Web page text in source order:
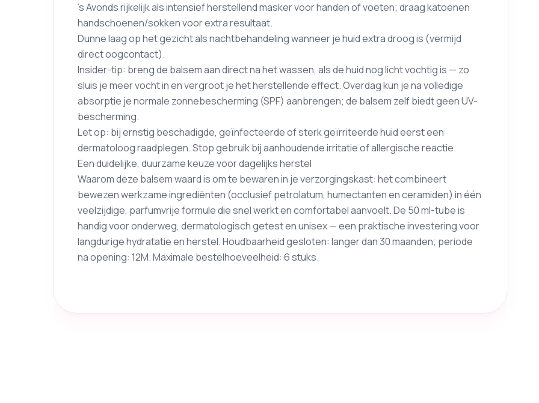
’s Avonds rijkelijk als intensief herstellend masker voor handen of voeten; draag katoenen
handschoenen/sokken voor extra resultaat.
Dunne laag op het gezicht als nachtbehandeling wanneer je huid extra droog is (vermijd
direct oogcontact).
Insider-tip: breng de balsem aan direct na het wassen, als de huid nog licht vochtig is — zo
sluis je meer vocht in en vergroot je het herstellende effect. Overdag kun je na volledige
absorptie je normale zonnebescherming (SPF) aanbrengen; de balsem zelf biedt geen UV-
bescherming.
Let op: bij ernstig beschadigde, geïnfecteerde of sterk geïrriteerde huid eerst een
dermatoloog raadplegen. Stop gebruik bij aanhoudende irritatie of allergische reactie.
Een duidelijke, duurzame keuze voor dagelijks herstel
Waarom deze balsem waard is om te bewaren in je verzorgingskast: het combineert
bewezen werkzame ingrediënten (occlusief petrolatum, humectanten en ceramiden) in één
veelzijdige, parfumvrije formule die snel werkt en comfortabel aanvoelt. De 50 ml-tube is
handig voor onderweg, dermatologisch getest en unisex — een praktische investering voor
langdurige hydratatie en herstel. Houdbaarheid gesloten: langer dan 30 maanden; periode
na opening: 12M. Maximale bestelhoeveelheid: 6 stuks.